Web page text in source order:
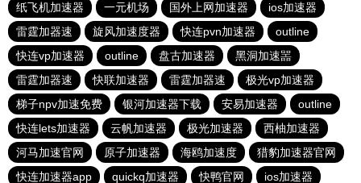
纸飞机加速器
一元机场 国外上网加速器
ios加速器
雷霆加器速
旋风加速度器 快连pvn加速器
outline
快连vp加速器
outline 盘古加速器
黑洞加速噐
雷霆加器速
快联加速器 雷霆加器速
极光vp加速器
梯子npv加速免费
银河加速器下载 安易加速器
outline
快连lets加速器
云帆加速器 极光加速器
西柚加速器
河马加速官网
原子加速器 海鸥加速度
猎豹加速器官网
快连加速器app
quickq加速器 快鸭官网 ios加速器